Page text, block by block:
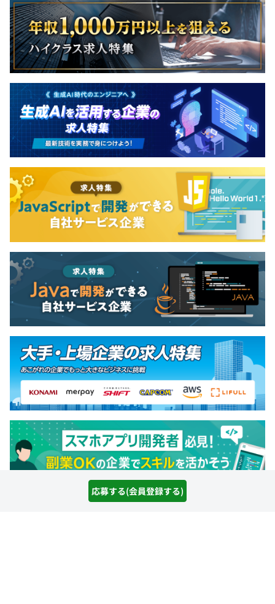
査定年1回（3月支給分から反映）
険、雇用保険・労災保険）
有期雇用
契約更新の有無・契約期間の定め
なし(3ヶ月)
契約の更新は、本人の能力、業務量、業務成績、勤務態
度、会社の契約状況により判断
契約期間終了時に、経歴詐称や勤務状況の悪さがなければ
正社員登用を予定しています。
※過去実績100％正社員登用
契約更新の上限
期間の定め：3回
3カ月（待遇の変更はありません）
応募する(会員登録する)